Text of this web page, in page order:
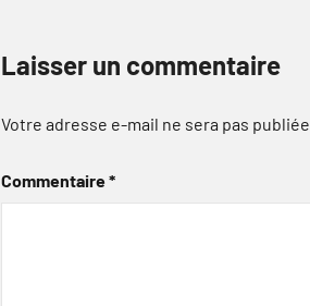
Laisser un commentaire
Votre adresse e-mail ne sera pas publiée.
Commentaire*